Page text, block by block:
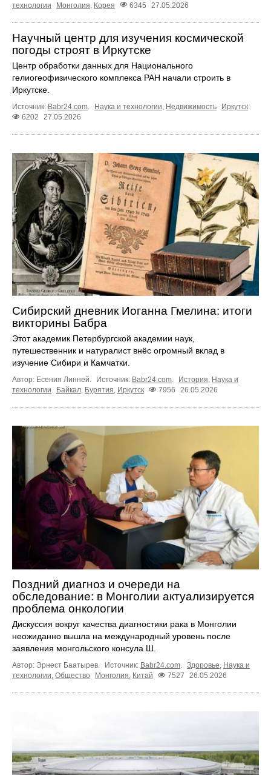
технологии
Монголия Корея 6345 27.05.2026
Научный центр для изучения космической
погоды строят в Иркутске
Центр обработки данных для Национального
гелиогеофизического комплекса РАН начали строить в
Иркутске.
Источник: Babr24.com Наука и технологии Недвижимость
Иркутск
6202
27.05.2026
Сибирский дневник Иоганна Гмелина: итоги
викторины Бабра
Этот академик Петербургской академии наук,
путешественник и натуралист внёс огромный вклад в
изучение Сибири и Камчатки.
Автор: Есения Линней. Источник: Babr24.com. История, Наука и
технологии
Байкал, Бурятия, Иркутск 7956 26.05.2026
Поздний диагноз и очереди на
обследование: в Монголии актуализируется
проблема онкологии
Дискуссия вокруг качества диагностики рака в Монголии
неожиданно вышла на международный уровень после
заявления монгольского консула Ш.
Автор: Эрнест Баатырев. Источник: Babr24.com. Здоровье, Наука и
технологии, Общество Монголия, Китай 7527 26.05.2026